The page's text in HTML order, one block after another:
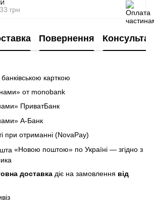
грн
Повернення
карткою
от monobank
ПриватБанк
А-Банк
при отриманні (NovaPay)
«Новою поштою» по Україні — згідно з
доставка діє на замовлення від